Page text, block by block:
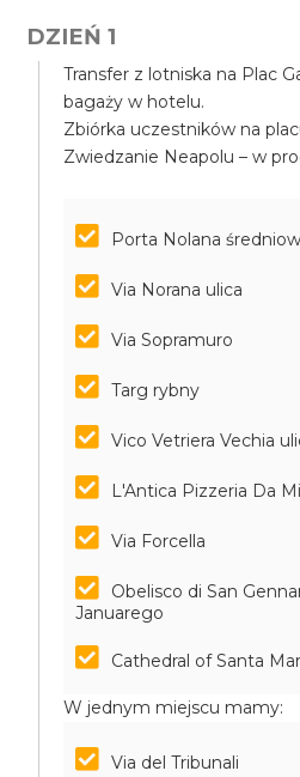
DZIEŃ 1
Transfer z lotniska na Plac
bagaży w hotelu.
Zbiórka uczestników na
Zwiedzanie Neapolu – w
Porta Nolana
Via Norana ulica
Via Sopramuro
Targ rybny
Vico Vetriera Vechia
L'Antica Pizzeria Da
Via Forcella
Obelisco di San
Januarego
Cathedral of Santa
W jednym miejscu mamy:
Via del Tribunali